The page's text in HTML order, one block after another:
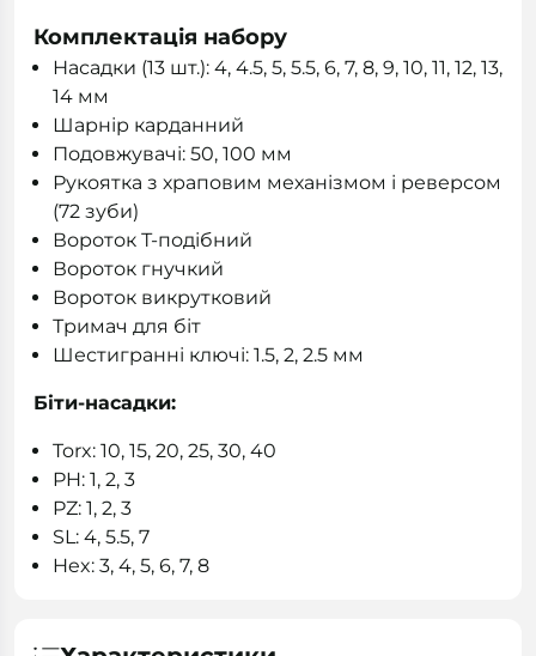
Комплектація набору
Насадки (13 шт.): 4, 4.5, 5, 5.5, 6, 7, 8, 9, 10, 11, 12, 13,
14 мм
Шарнір карданний
Подовжувачі: 50, 100 мм
Рукоятка з храповим механізмом і реверсом
(72 зуби)
Вороток Т-подібний
Вороток гнучкий
Вороток викрутковий
Тримач для біт
Шестигранні ключі: 1.5, 2, 2.5 мм
Біти-насадки:
Torx: 10, 15, 20, 25, 30, 40
PH: 1, 2, 3
PZ: 1, 2, 3
SL: 4, 5.5, 7
Hex: 3, 4, 5, 6, 7, 8